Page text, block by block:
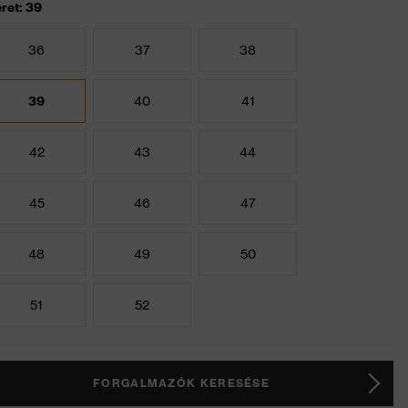
39
36 37 38
39 40 41
42 43 44
45 46 47
48 49 50
51 52
FORGALMAZÓK KERESÉSE